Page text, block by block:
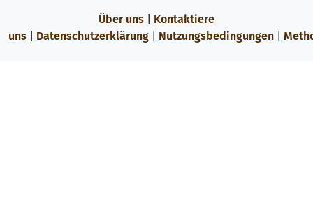
Über uns
Kontaktiere
uns
Datenschutzerklärung Nutzungsbedingungen